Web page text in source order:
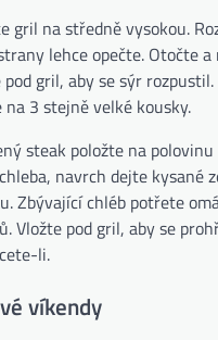
gril na středně vysokou.
lehce opečte. Otočte
gril, aby se sýr
3 stejně velké kousky.
steak položte na
navrch dejte kysané
Zbývající chléb potřete
Vložte pod gril, aby se
li.
víkendy